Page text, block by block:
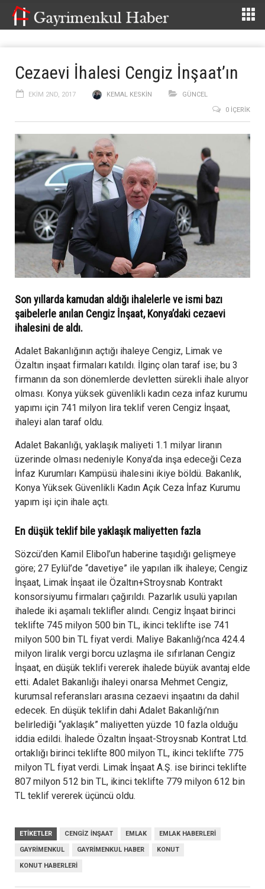
Cezaevi İhalesi Cengiz İnşaat’ın
EKIM 2ND, 2017 KEMAL KESKIN
GÜNCEL
0 İÇERIK
Son yıllarda kamudan aldığı ihalelerle ve ismi bazı
şaibelerle anılan Cengiz İnşaat, Konya’daki cezaevi
ihalesini de aldı.
Adalet Bakanlığının açtığı ihaleye Cengiz, Limak ve
Özaltın inşaat firmaları katıldı. İlginç olan taraf ise; bu 3
firmanın da son dönemlerde devletten sürekli ihale alıyor
olması. Konya yüksek güvenlikli kadın ceza infaz kurumu
yapımı için 741 milyon lira teklif veren Cengiz İnşaat,
ihaleyi alan taraf oldu.
Adalet Bakanlığı, yaklaşık maliyeti 1.1 milyar liranın
üzerinde olması nedeniyle Konya’da inşa edeceği Ceza
İnfaz Kurumları Kampüsü ihalesini ikiye böldü. Bakanlık,
Konya Yüksek Güvenlikli Kadın Açık Ceza İnfaz Kurumu
yapım işi için ihale açtı.
En düşük teklif bile yaklaşık maliyetten fazla
Sözcü’den Kamil Elibol’un haberine taşıdığı gelişmeye
göre; 27 Eylül’de “davetiye” ile yapılan ilk ihaleye; Cengiz
İnşaat, Limak İnşaat ile Özaltın+Stroysnab Kontrakt
konsorsiyumu firmaları çağırıldı. Pazarlık usulü yapılan
ihalede iki aşamalı teklifler alındı. Cengiz İnşaat birinci
teklifte 745 milyon 500 bin TL, ikinci teklifte ise 741
milyon 500 bin TL fiyat verdi. Maliye Bakanlığı’nca 424.4
milyon liralık vergi borcu uzlaşma ile sıfırlanan Cengiz
İnşaat, en düşük teklifi vererek ihalede büyük avantaj elde
etti. Adalet Bakanlığı ihaleyi onarsa Mehmet Cengiz,
kurumsal referansları arasına cezaevi inşaatını da dahil
edecek. En düşük teklifin dahi Adalet Bakanlığı’nın
belirlediği “yaklaşık” maliyetten yüzde 10 fazla olduğu
iddia edildi. İhalede Özaltın İnşaat-Stroysnab Kontrat Ltd.
ortaklığı birinci teklifte 800 milyon TL, ikinci teklifte 775
milyon TL fiyat verdi. Limak İnşaat A.Ş. ise birinci teklifte
807 milyon 512 bin TL, ikinci teklifte 779 milyon 612 bin
TL teklif vererek üçüncü oldu.
ETIKETLER CENGIZ İNŞAAT EMLAK EMLAK HABERLERI
GAYRIMENKUL GAYRIMENKUL HABER KONUT
KONUT HABERLERI